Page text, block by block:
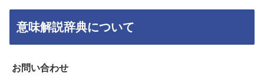
意味解説辞典について
お問い合わせ